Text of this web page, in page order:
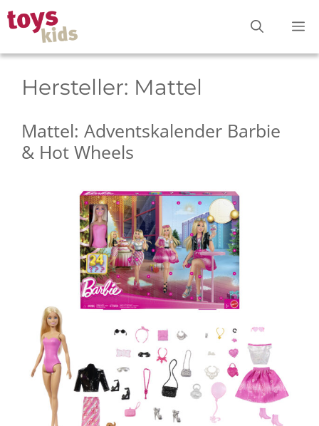
Zum
Inhalt
springen
Hersteller: Mattel
Mattel: Adventskalender Barbie
& Hot Wheels